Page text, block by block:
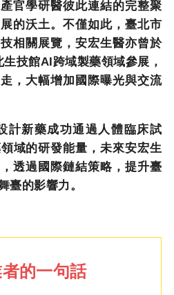
官學研醫彼此連結的完整聚
的沃土。不僅如此，臺北市
相關展覽，安宏生醫亦曾於
生技館AI跨域製藥領域參展，
，大幅增加國際曝光與交流
計新藥成功通過人體臨床試
域的研發能量，未來安宏生
透過國際鏈結策略，提升臺
臺的影響力。
的一句話